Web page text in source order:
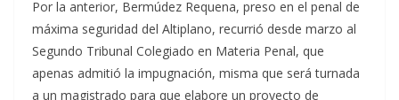
Por la anterior, Bermúdez Requena, preso en el penal de
máxima seguridad del Altiplano, recurrió desde marzo al
Segundo Tribunal Colegiado en Materia Penal, que
apenas admitió la impugnación, misma que será turnada
a un magistrado para que elabore un proyecto de